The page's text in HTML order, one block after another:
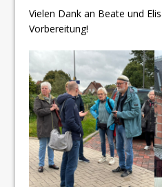
Vielen Dank an Beate und
Vorbereitung!